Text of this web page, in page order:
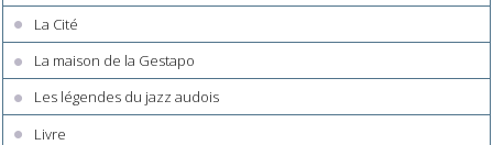
La Cité
La maison de la Gestapo
Les légendes du jazz audois
Livre